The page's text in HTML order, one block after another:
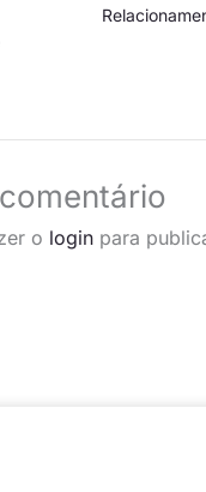
o login para